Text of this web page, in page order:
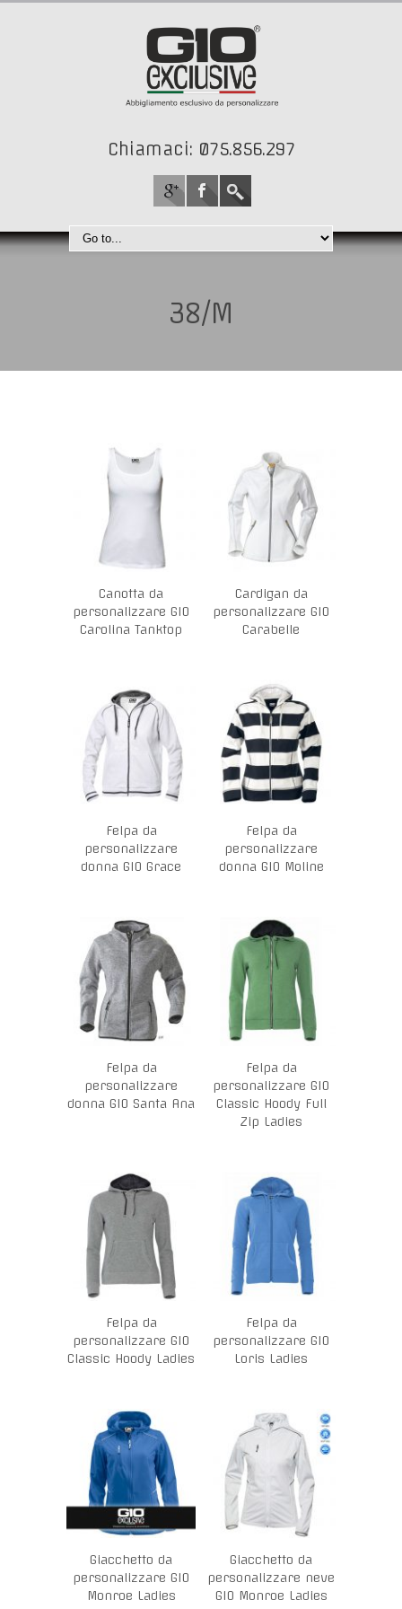
Chiamaci: 075.856.297
38/M
Canotta da
personalizzare GIO
Carolina Tanktop
Cardigan da
personalizzare GIO
Carabelle
Felpa da
personalizzare
donna GIO Grace
Felpa da
personalizzare
donna GIO Moline
Felpa da
personalizzare
donna GIO Santa Ana
Felpa da
personalizzare GIO
Classic Hoody Full
Zip Ladies
Felpa da
personalizzare GIO
Classic Hoody Ladies
Felpa da
personalizzare GIO
Loris Ladies
Giacchetto da
personalizzare GIO
Monroe Ladies
Giacchetto da
personalizzare neve
GIO Monroe Ladies